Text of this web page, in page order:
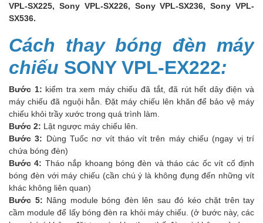
VPL-SX225, Sony VPL-SX226, Sony VPL-SX236, Sony VPL-
SX536.
Cách thay bóng đèn máy
chiếu SONY VPL-EX222:
Bước 1: kiểm tra xem máy chiếu đã tắt, đã rút hết dây điện và
máy chiếu đã nguội hẳn. Đặt máy chiếu lên khăn để bảo vệ máy
chiếu khỏi trầy xước trong quá trình làm.
Bước 2: Lật ngược máy chiếu lên.
Bước 3: Dùng Tuốc nơ vít tháo vít trên máy chiếu (ngay vị trí
chứa bóng đèn)
Bước 4: Tháo nắp khoang bóng đèn và tháo các ốc vít cố định
bóng đèn với máy chiếu (cần chú ý là không đụng đến những vít
khác không liên quan)
Bước 5: Nâng module bóng đèn lên sau đó kéo chặt trên tay
cầm module để lấy bóng đèn ra khỏi máy chiếu. (ở bước này, các